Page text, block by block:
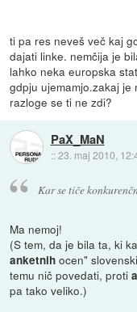
ti pa res neveš več kaj
dajati linke. nemčija je
lahko neka europska
gdpju ujemamjo.zakaj
razloge se ti ne zdi?
PaX_MaN
::23. maj 2010,
Kar se tiče
Ma nemoj!
(S tem, da je bila ta, ki
anketnih ocen"
temu nič povedati, proti
pa tako veliko.)